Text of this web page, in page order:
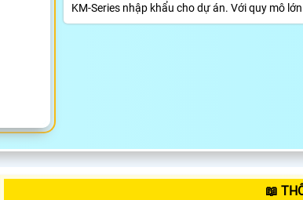
KM-Series nhập khẩu cho dự án. Với quy mô
📖